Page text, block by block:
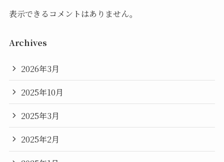
表示できるコメントはありません。
Archives
2026年3月
2025年10月
2025年3月
2025年2月